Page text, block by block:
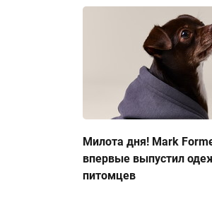
Милота дня! Mark
впервые выпустил
питомцев